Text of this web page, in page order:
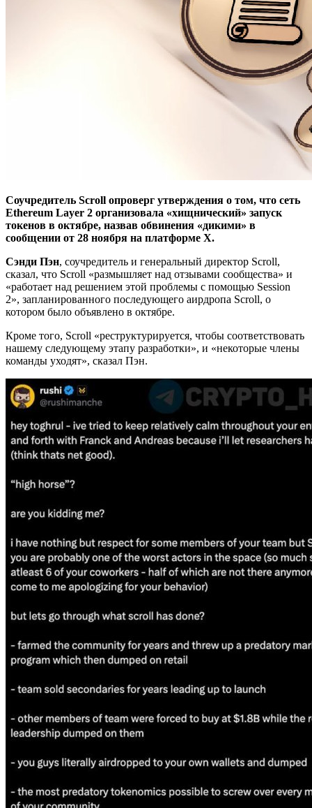
Соучредитель Scroll опроверг утверждения о том, что сеть
Ethereum Layer 2 организовала «хищнический» запуск
токенов в октябре, назвав обвинения «дикими» в
сообщении от 28 ноября на платформе X.
Сэнди Пэн, соучредитель и генеральный директор Scroll,
сказал, что Scroll «размышляет над отзывами сообщества» и
«работает над решением этой проблемы с помощью Session
2», запланированного последующего аирдропа Scroll, о
котором было объявлено в октябре.
Кроме того, Scroll «реструктурируется, чтобы соответствовать
нашему следующему этапу разработки», и «некоторые члены
команды уходят», сказал Пэн.